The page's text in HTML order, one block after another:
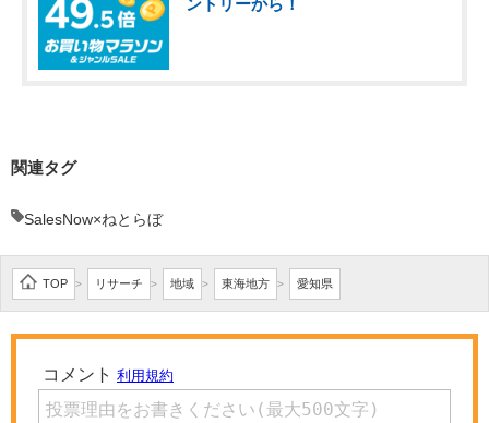
ントリーから！
関連タグ
SalesNow×ねとらぼ
TOP > リサーチ > 地域 > 東海地方 > 愛知県